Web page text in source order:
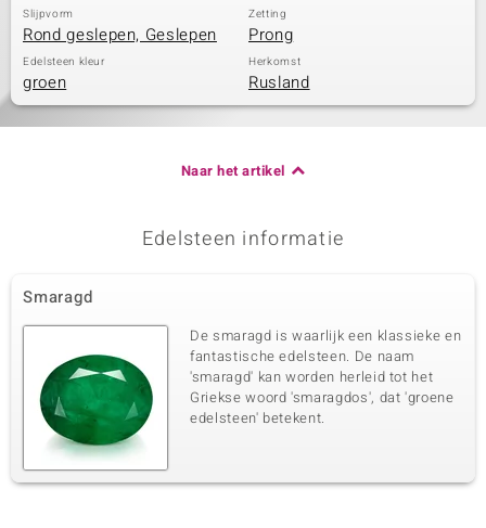
Slijpvorm
Rond geslepen, Geslepen
Zetting
Prong
Edelsteen kleur
groen
Herkomst
Rusland
Naar het artikel
Edelsteen informatie
Smaragd
De smaragd is waarlijk een klassieke en
fantastische edelsteen. De naam
'smaragd' kan worden herleid tot het
Griekse woord 'smaragdos', dat 'groene
edelsteen' betekent.